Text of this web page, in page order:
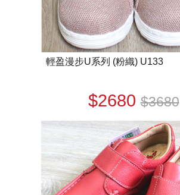
輕盈漫步U系列 (粉織) U133
$2680$3680